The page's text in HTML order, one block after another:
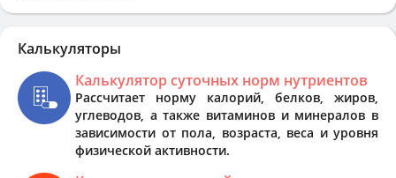
Калькуляторы
Калькулятор суточных норм нутриентов
Рассчитает норму калорий, белков, жиров,
углеводов, а также витаминов и минералов в
зависимости от пола, возраста, веса и уровня
физической активности.